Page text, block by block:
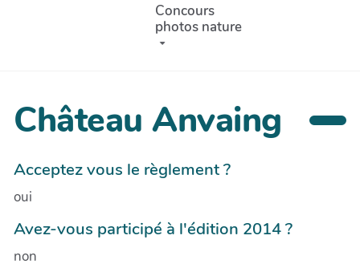
Concours
photos nature
Château Anvaing
Acceptez vous le règlement ?
oui
Avez-vous participé à l'édition 2014 ?
non